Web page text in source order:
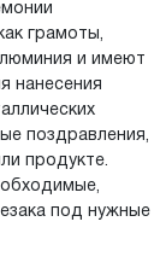
грамоты,
и имеют
нанесения
поздравления,
продукте.
под нужные